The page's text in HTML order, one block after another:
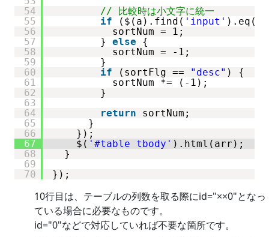
54
55
56
57
58
59
60
61
62
63
64
65
66
67
68
69
70
// 比較時は小文字に統一
if
($(a).find( 'input'
sortNum = 1;
} else
{
sortNum = -1;
}
if
(sortFlg == "desc" ) {
sortNum *= (-1);
}
return
sortNum;
}
});
$( '#table tbody' ).html(arr);
}
});
10行目は、テーブルの列数を取る際にid="××0"となっ
ている場合に必要なものです。
id="0"などで対応していれば不要な箇所です。